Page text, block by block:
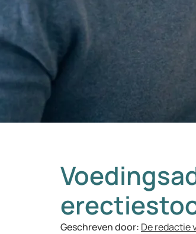
Geschreven door: De redactie